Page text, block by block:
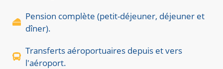
Pension complète (petit-déjeuner, déjeuner et
dîner).
Transferts aéroportuaires depuis et vers
l'aéroport.